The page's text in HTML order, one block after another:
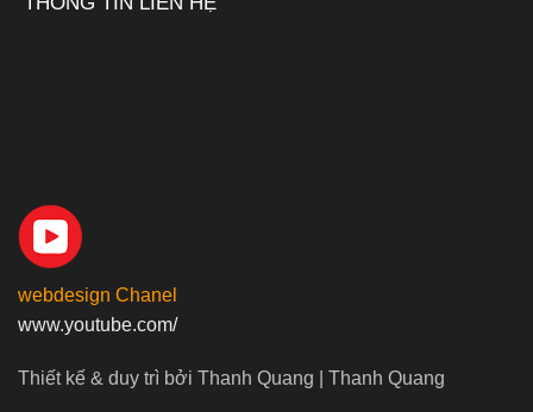
webdesign Chanel
www.youtube.com/
Thiết kế & duy trì bởi Thanh Quang | Thanh Quang